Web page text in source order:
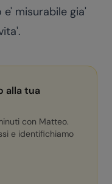
misurabile gia'
alla tua
con Matteo.
e identifichiamo